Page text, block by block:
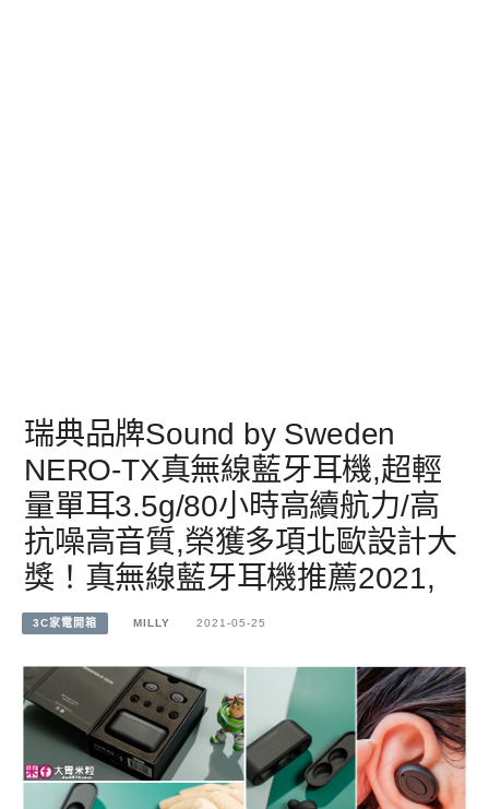
瑞典品牌Sound by Sweden
NERO-TX真無線藍牙耳機,超輕
量單耳3.5g/80小時高續航力/高
抗噪高音質,榮獲多項北歐設計大
獎！真無線藍牙耳機推薦2021,
3C家電開箱 MILLY 2021-05-25